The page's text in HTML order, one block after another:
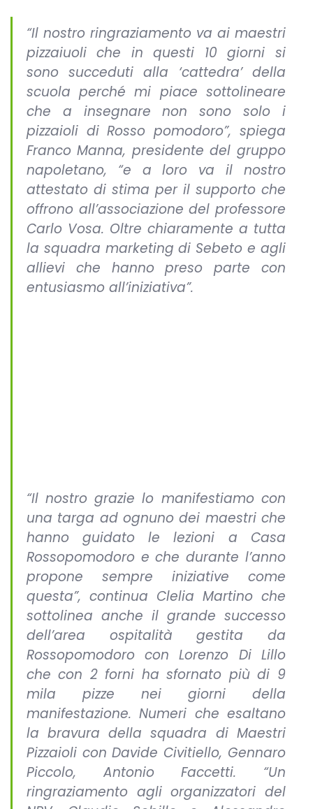
“Il nostro ringraziamento va ai maestri
pizzaiuoli che in questi 10 giorni si
sono succeduti alla ‘cattedra’ della
scuola perché mi piace sottolineare
che a insegnare non sono solo i
pizzaioli di Rosso pomodoro”, spiega
Franco Manna, presidente del gruppo
napoletano, “e a loro va il nostro
attestato di stima per il supporto che
offrono all’associazione del professore
Carlo Vosa. Oltre chiaramente a tutta
la squadra marketing di Sebeto e agli
allievi che hanno preso parte con
entusiasmo all’iniziativa”.
“Il nostro grazie lo manifestiamo con
una targa ad ognuno dei maestri che
hanno guidato le lezioni a Casa
Rossopomodoro e che durante l’anno
propone sempre iniziative come
questa”, continua Clelia Martino che
sottolinea anche il grande successo
dell’area ospitalità gestita da
Rossopomodoro con Lorenzo Di Lillo
che con 2 forni ha sfornato più di 9
mila pizze nei giorni della
manifestazione. Numeri che esaltano
la bravura della squadra di Maestri
Pizzaioli con Davide Civitiello, Gennaro
Piccolo, Antonio Faccetti. “Un
ringraziamento agli organizzatori del